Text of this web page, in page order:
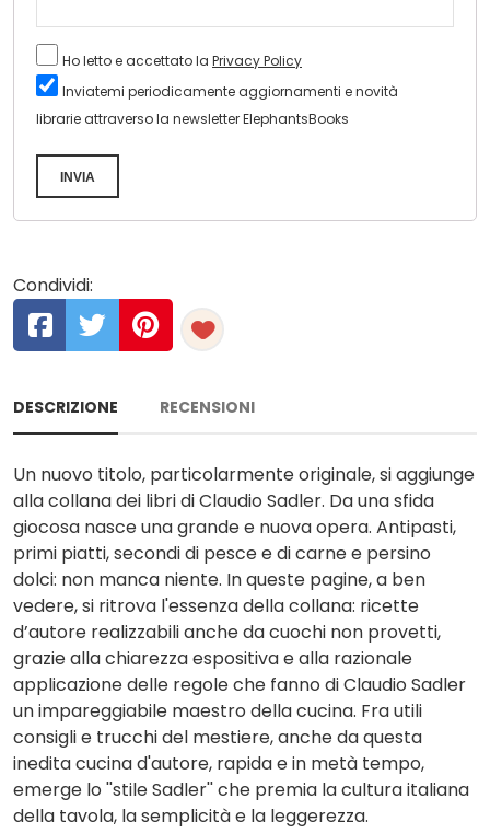
Ho letto e accettato la Privacy Policy
Inviatemi periodicamente aggiornamenti e novità
librarie attraverso la newsletter ElephantsBooks
INVIA
Condividi:
DESCRIZIONE RECENSIONI
Un nuovo titolo, particolarmente originale, si aggiunge
alla collana dei libri di Claudio Sadler. Da una sfida
giocosa nasce una grande e nuova opera. Antipasti,
primi piatti, secondi di pesce e di carne e persino
dolci: non manca niente. In queste pagine, a ben
vedere, si ritrova l'essenza della collana: ricette
d’autore realizzabili anche da cuochi non provetti,
grazie alla chiarezza espositiva e alla razionale
applicazione delle regole che fanno di Claudio Sadler
un impareggiabile maestro della cucina. Fra utili
consigli e trucchi del mestiere, anche da questa
inedita cucina d'autore, rapida e in metà tempo,
emerge lo ''stile Sadler'' che premia la cultura italiana
della tavola, la semplicità e la leggerezza.